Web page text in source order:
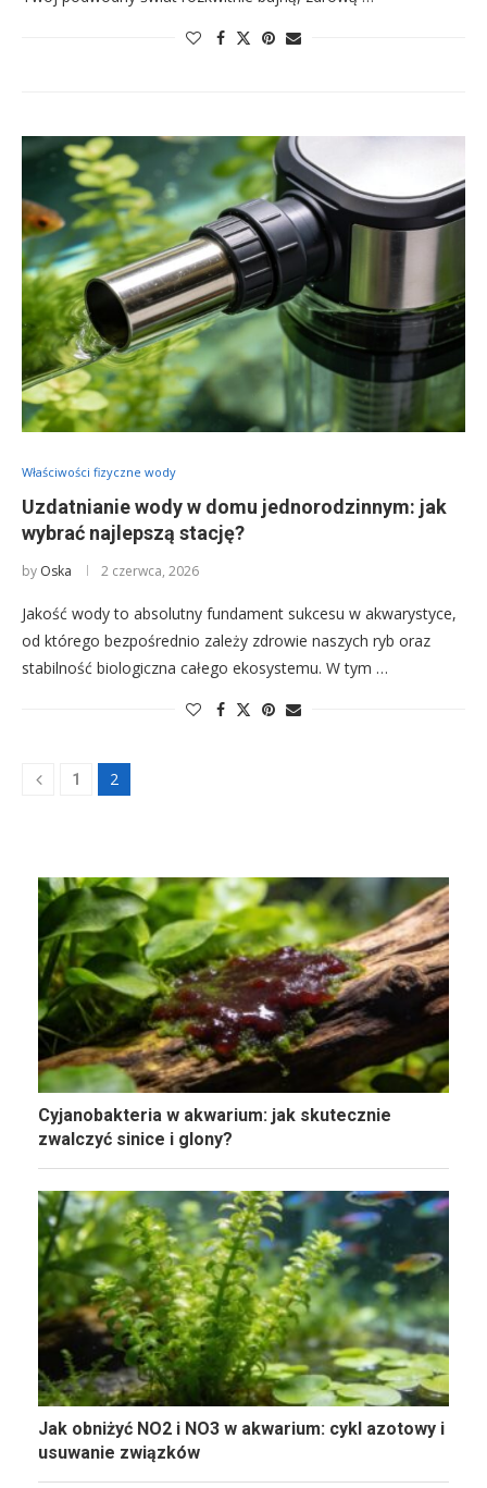
Właściwości fizyczne wody
Uzdatnianie wody w domu jednorodzinnym: jak
wybrać najlepszą stację?
by Oska 2 czerwca, 2026
Jakość wody to absolutny fundament sukcesu w akwarystyce,
od którego bezpośrednio zależy zdrowie naszych ryb oraz
stabilność biologiczna całego ekosystemu. W tym …
1 2
Cyjanobakteria w akwarium: jak skutecznie
zwalczyć sinice i glony?
Jak obniżyć NO2 i NO3 w akwarium: cykl azotowy i
usuwanie związków